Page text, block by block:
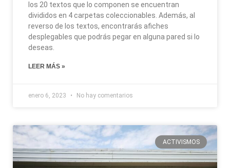
los 20 textos que lo componen se encuentran
divididos en 4 carpetas coleccionables. Además, al
reverso de los textos, encontrarás afiches
desplegables que podrás pegar en alguna pared si lo
deseas.
LEER MÁS »
enero 6, 2023 No hay comentarios
ACTIVISMOS